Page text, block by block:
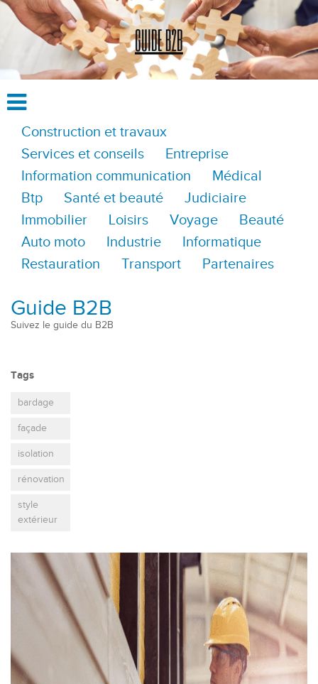
Construction et travaux
Services et conseils
Entreprise
Information communication
Médical
Btp
Santé et beauté
Judiciaire
Immobilier
Loisirs Voyage
Beauté
Auto moto
Industrie
Informatique
Restauration
Transport Partenaires
Guide B2B
Suivez le guide du B2B
Tags
bardage
façade
isolation
rénovation
style
extérieur